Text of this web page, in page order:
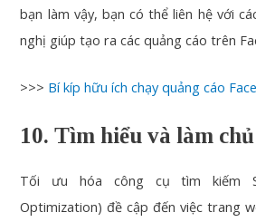
bạn làm vậy, bạn có thể liên hệ với
nghị giúp tạo ra các quảng cáo trên
>>> Bí kíp hữu ích chạy quảng cáo
10. Tìm hiểu và làm
Tối ưu hóa công cụ tìm kiếm
Optimization) đề cập đến việc trang